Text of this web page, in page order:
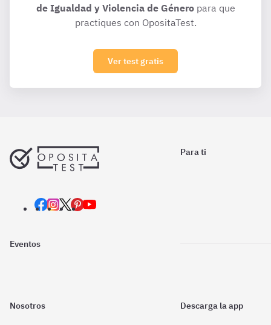
de Igualdad y Violencia de Géneropara que
practiques con OpositaTest.
Ver test gratis
Para ti
Eventos
Nosotros Descarga la app